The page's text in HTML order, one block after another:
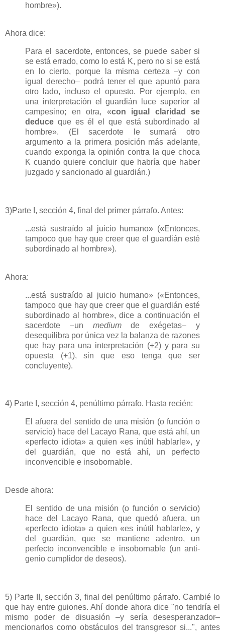
hombre»).
Ahora dice:
Para el sacerdote, entonces, se puede saber si
se está errado, como lo está K, pero no si se está
en lo cierto, porque la misma certeza –y con
igual derecho– podrá tener el que apuntó para
otro lado, incluso el opuesto. Por ejemplo, en
una interpretación el guardián luce superior al
campesino; en otra, «con igual claridad se
deduce que es él el que está subordinado al
hombre». (El sacerdote le sumará otro
argumento a la primera posición más adelante,
cuando exponga la opinión contra la que choca
K cuando quiere concluir que habría que haber
juzgado y sancionado al guardián.)
3)Parte I, sección 4, final del primer párrafo. Antes:
...está sustraído al juicio humano» («Entonces,
tampoco que hay que creer que el guardián esté
subordinado al hombre»).
Ahora:
...está sustraído al juicio humano» («Entonces,
tampoco que hay que creer que el guardián esté
subordinado al hombre», dice a continuación el
sacerdote –un mediumde exégetas– y
desequilibra por única vez la balanza de razones
que hay para una interpretación (+2) y para su
opuesta (+1), sin que eso tenga que ser
concluyente).
4) Parte I, sección 4, penúltimo párrafo. Hasta recién:
El afuera del sentido de una misión (o función o
servicio) hace del Lacayo Rana, que está ahí, un
«perfecto idiota» a quien «es inútil hablarle», y
del guardián, que no está ahí, un perfecto
inconvencible e insobornable.
Desde ahora:
El sentido de una misión (o función o servicio)
hace del Lacayo Rana, que quedó afuera, un
«perfecto idiota» a quien «es inútil hablarle», y
del guardián, que se mantiene adentro, un
perfecto inconvencible e insobornable (un anti-
genio cumplidor de deseos).
5) Parte II, sección 3, final del penúltimo párrafo. Cambié lo
que hay entre guiones. Ahí donde ahora dice "no tendría el
mismo poder de disuasión –y sería desesperanzador–
mencionarlos como obstáculos del transgresor si...", antes